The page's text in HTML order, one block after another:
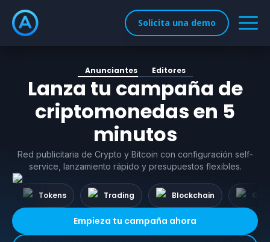
Solicita una demo
Anunciantes Editores
Lanza tu campaña de
criptomonedas en 5
minutos
Red publicitaria de Crypto y Bitcoin con configuración self-
service, lanzamiento rápido y presupuestos flexibles.
Tokens Trading Blockchain
Empieza tu campaña ahora